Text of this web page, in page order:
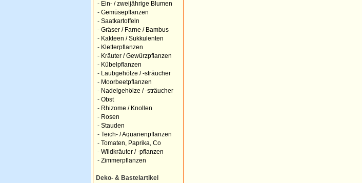
- Ein- / zweijährige Blumen
- Gemüsepflanzen
- Saatkartoffeln
- Gräser / Farne / Bambus
- Kakteen / Sukkulenten
- Kletterpflanzen
- Kräuter / Gewürzpflanzen
- Kübelpflanzen
-
Laubgehölze / -sträucher
- Moorbeetpflanzen
- Nadelgehölze / -sträucher
- Obst
- Rhizome / Knollen
- Rosen
- Stauden
- Teich- / Aquarienpflanzen
- Tomaten, Paprika, Co
- Wildkräuter / -pflanzen
- Zimmerpflanzen
Deko- & Bastelartikel